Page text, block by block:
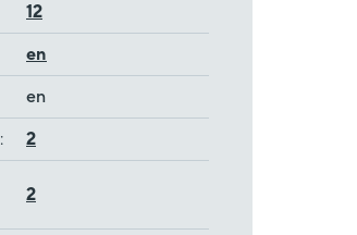
12
en
en
: 2
2